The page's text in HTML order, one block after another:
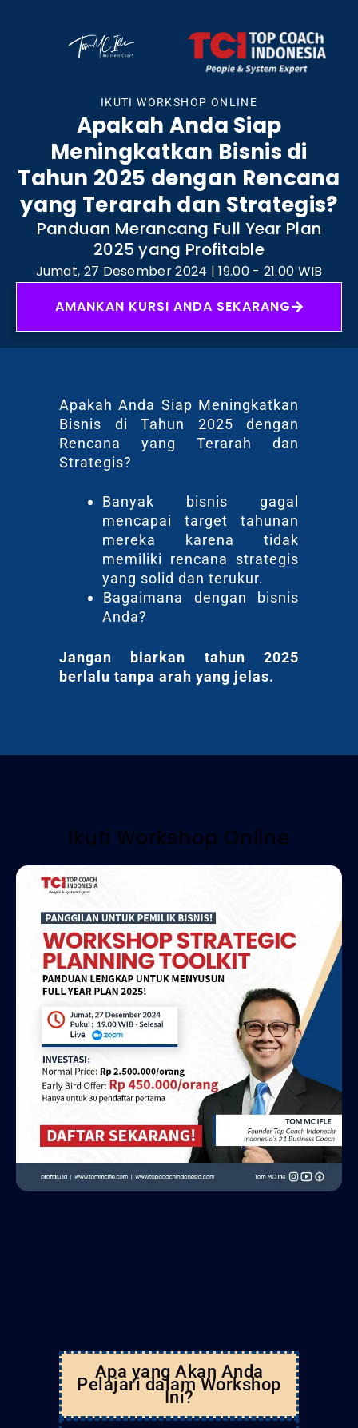
IKUTI WORKSHOP ONLINE
Apakah Anda Siap
Meningkatkan Bisnis di
Tahun 2025 dengan Rencana
yang Terarah dan Strategis?
Panduan Merancang Full Year Plan
2025 yang Profitable
Jumat, 27 Desember 2024 | 19.00 - 21.00 WIB
AMANKAN KURSI ANDA SEKARANG
Apakah Anda Siap Meningkatkan
Bisnis di Tahun 2025 dengan
Rencana yang Terarah dan
Strategis?
Banyak bisnis gagal
mencapai target tahunan
mereka karena tidak
memiliki rencana strategis
yang solid dan terukur.
⁠Bagaimana dengan bisnis
Anda?
Jangan biarkan tahun 2025
berlalu tanpa arah yang jelas.
Ikuti Workshop Online
Apa yang Akan Anda
Pelajari dalam Workshop
Ini?